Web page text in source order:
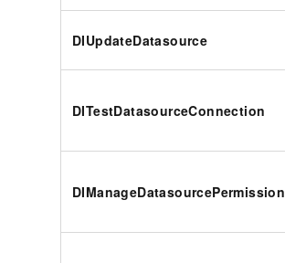
DIUpdateDatasource
DITestDatasourceConnection
DIManageDatasourcePermission